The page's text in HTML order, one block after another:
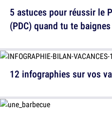
12 infographies sur vos
5 astuces pour réussir le
(PDC) quand tu te baignes